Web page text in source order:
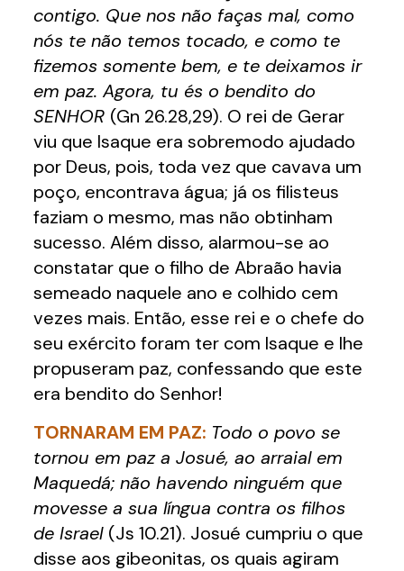
contigo. Que nos não faças mal, como
nós te não temos tocado, e como te
fizemos somente bem, e te deixamos ir
em paz. Agora, tu és o bendito do
SENHOR (Gn 26.28,29). O rei de Gerar
viu que Isaque era sobremodo ajudado
por Deus, pois, toda vez que cavava um
poço, encontrava água; já os filisteus
faziam o mesmo, mas não obtinham
sucesso. Além disso, alarmou-se ao
constatar que o filho de Abraão havia
semeado naquele ano e colhido cem
vezes mais. Então, esse rei e o chefe do
seu exército foram ter com Isaque e lhe
propuseram paz, confessando que este
era bendito do Senhor!
TORNARAM EM PAZ: Todo o povo se
tornou em paz a Josué, ao arraial em
Maquedá; não havendo ninguém que
movesse a sua língua contra os filhos
de Israel (Js 10.21). Josué cumpriu o que
disse aos gibeonitas, os quais agiram